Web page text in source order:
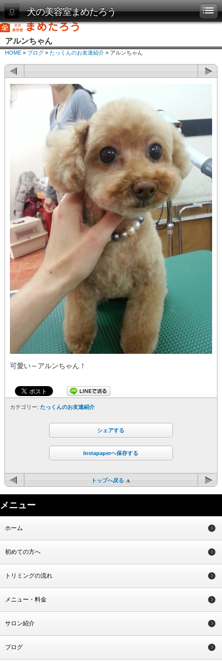
犬の美容室まめたろう
アルンちゃん
HOME » ブログ » たっくんのお友達紹介 » アルンちゃん
可愛い～アルンちゃん！
カテゴリー: たっくんのお友達紹介
シェアする
Instapaperへ保存する
トップへ戻る
メニュー
ホーム
初めての方へ
トリミングの流れ
メニュー・料金
サロン紹介
ブログ